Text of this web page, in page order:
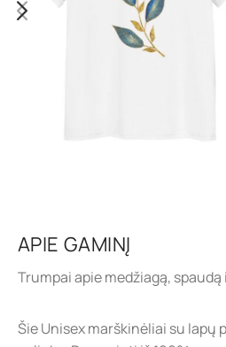
APIE GAMINĮ
Trumpai apie medžiagą,
Šie Unisex marškinėliai su lapų